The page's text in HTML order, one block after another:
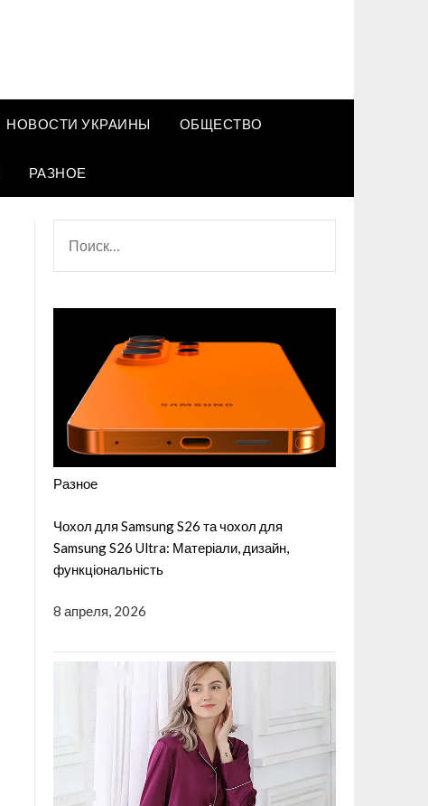
НОВОСТИ УКРАИНЫ ОБЩЕСТВО
РАЗНОЕ
Разное
Чохол для Samsung S26 та чохол для
Samsung S26 Ultra: Матеріали, дизайн,
функціональність
8 апреля, 2026